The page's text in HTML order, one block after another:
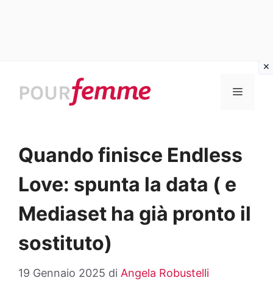
MENU
Quando finisce Endless
Love: spunta la data ( e
Mediaset ha già pronto il
sostituto)
19 Gennaio 2025 di Angela Robustelli